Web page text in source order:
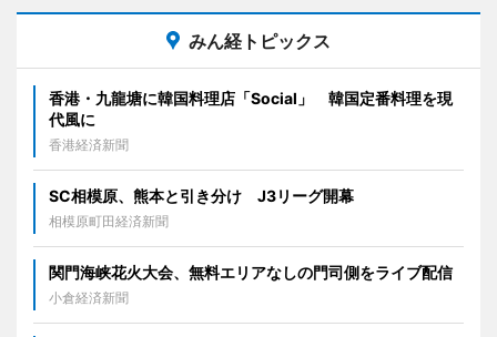
みん経トピックス
香港・九龍塘に韓国料理店「Social」 韓国定番料理を現
代風に
香港経済新聞
SC相模原、熊本と引き分け J3リーグ開幕
相模原町田経済新聞
関門海峡花火大会、無料エリアなしの門司側をライブ配信
小倉経済新聞